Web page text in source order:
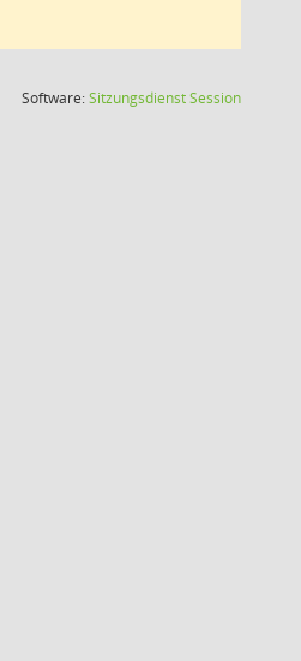
Software:SitzungsdienstSession(Wird in